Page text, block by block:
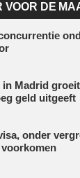
VOOR DE
in Madrid
geld uitgeeft
onder